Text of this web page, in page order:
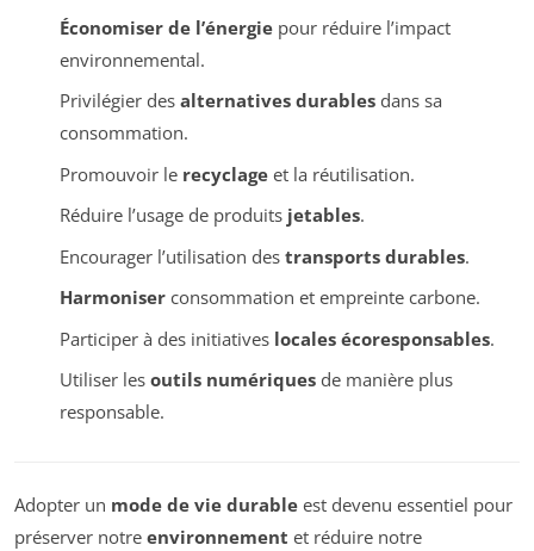
Économiser de l’énergiepour réduire l’impact
environnemental.
Privilégier des alternatives durablesdans sa
consommation.
Promouvoir le recyclageet la réutilisation.
Réduire l’usage de produits jetables.
Encourager l’utilisation des transports durables.
Harmoniserconsommation et empreinte carbone.
Participer à des initiatives locales écoresponsables.
Utiliser les outils numériquesde manière plus
responsable.
Adopter un mode de vie durable est devenu essentiel pour
préserver notre environnement et réduire notre